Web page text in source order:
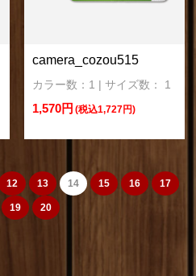
camera_cozou515
カラー数：1 | サイズ数： 1
1,570円 (税込1,727円)
12 13 14 15 16 17
19 20